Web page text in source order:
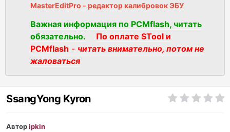
MasterEditPro - редактор калибровок ЭБУ
Важная информация по PCMflash, читать
обязательно.
По оплате STool и
PCMflash - читать внимательно, потом не
жаловаться
SsangYong Kyron
Авторipkin